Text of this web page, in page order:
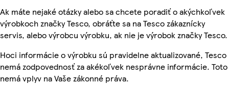
Ak máte nejaké otázky alebo sa chcete poradiť o akýchkoľvek
výrobkoch značky Tesco, obráťte sa na Tesco zákaznícky
servis, alebo výrobcu výrobku, ak nie je výrobok značky Tesco.
Hoci informácie o výrobku sú pravidelne aktualizované, Tesco
nemá zodpovednosť za akékoľvek nesprávne informácie. Toto
nemá vplyv na Vaše zákonné práva.